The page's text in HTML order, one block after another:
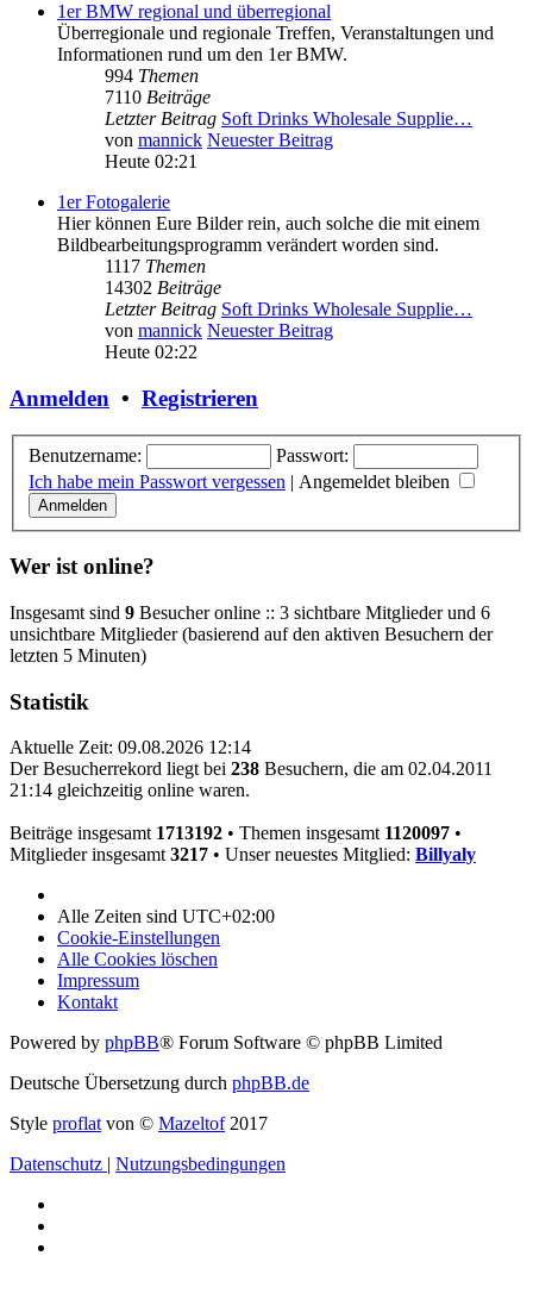
1er BMW regional und überregional
Überregionale und regionale Treffen, Veranstaltungen und
Informationen rund um den 1er BMW.
994 Themen
7110 Beiträge
Letzter Beitrag Soft Drinks Wholesale Supplie…
von mannick Neuester Beitrag
Heute 02:21
1er Fotogalerie
Hier können Eure Bilder rein, auch solche die mit einem
Bildbearbeitungsprogramm verändert worden sind.
1117 Themen
14302 Beiträge
Letzter Beitrag Soft Drinks Wholesale Supplie…
von mannick Neuester Beitrag
Heute 02:22
Anmelden • Registrieren
Benutzername:
Passwort:
Ich habe mein Passwort vergessen | Angemeldet bleiben
Wer ist online?
Insgesamt sind 9 Besucher online :: 3 sichtbare Mitglieder und 6
unsichtbare Mitglieder (basierend auf den aktiven Besuchern der
letzten 5 Minuten)
Statistik
Aktuelle Zeit: 09.08.2026 12:14
Der Besucherrekord liegt bei 238 Besuchern, die am 02.04.2011
21:14 gleichzeitig online waren.
Beiträge insgesamt 1713192 • Themen insgesamt 1120097 •
Mitglieder insgesamt 3217 • Unser neuestes Mitglied: Billyaly
Alle Zeiten sind UTC+02:00
Cookie-Einstellungen
Alle Cookies löschen
Impressum
Kontakt
Powered by phpBB® Forum Software © phpBB Limited
Deutsche Übersetzung durch phpBB.de
Style proflat von © Mazeltof2017
Datenschutz | Nutzungsbedingungen